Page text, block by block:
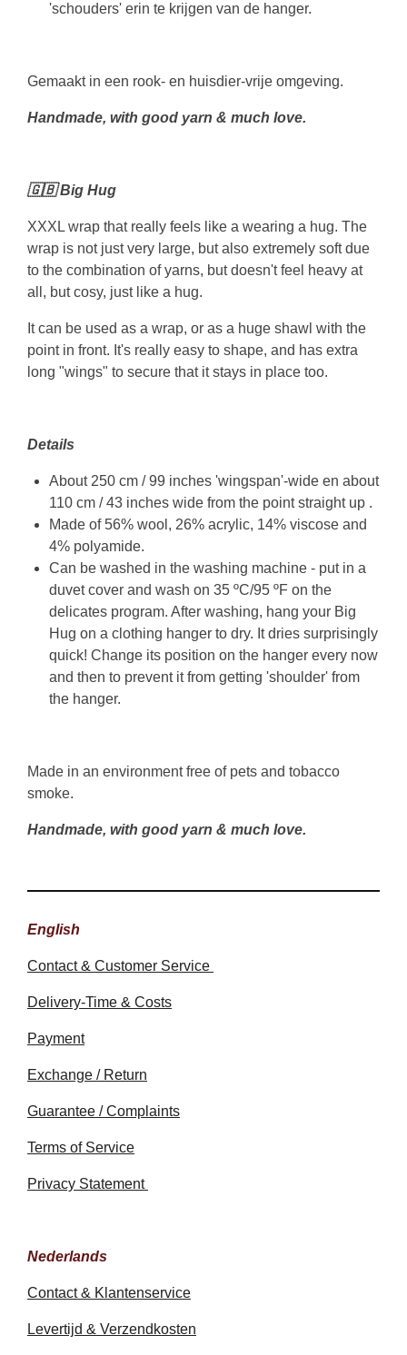
'schouders' erin te krijgen van de hanger.
Gemaakt in een rook- en huisdier-vrije omgeving.
Handmade, with good yarn & much love.
🇬🇧 Big Hug
XXXL wrap that really feels like a wearing a hug. The
wrap is not just very large, but also extremely soft due
to the combination of yarns, but doesn't feel heavy at
all, but cosy, just like a hug.
It can be used as a wrap, or as a huge shawl with the
point in front. It's really easy to shape, and has extra
long "wings" to secure that it stays in place too.
Details
About 250 cm / 99 inches 'wingspan'-wide en about
110 cm / 43 inches wide from the point straight up .
Made of 56% wool, 26% acrylic, 14% viscose and
4% polyamide.
Can be washed in the washing machine - put in a
duvet cover and wash on 35 ºC/95 ºF on the
delicates program. After washing, hang your Big
Hug on a clothing hanger to dry. It dries surprisingly
quick! Change its position on the hanger every now
and then to prevent it from getting 'shoulder' from
the hanger.
Made in an environment free of pets and tobacco
smoke.
Handmade, with good yarn & much love.
English
Contact & Customer Service
Delivery-Time & Costs
Payment
Exchange / Return
Guarantee / Complaints
Terms of Service
Privacy Statement
Nederlands
Contact & Klantenservice
Levertijd & Verzendkosten